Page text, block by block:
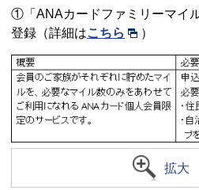
①「ANAカードファミリーマイ
登録（詳細はこちら ）
拡大